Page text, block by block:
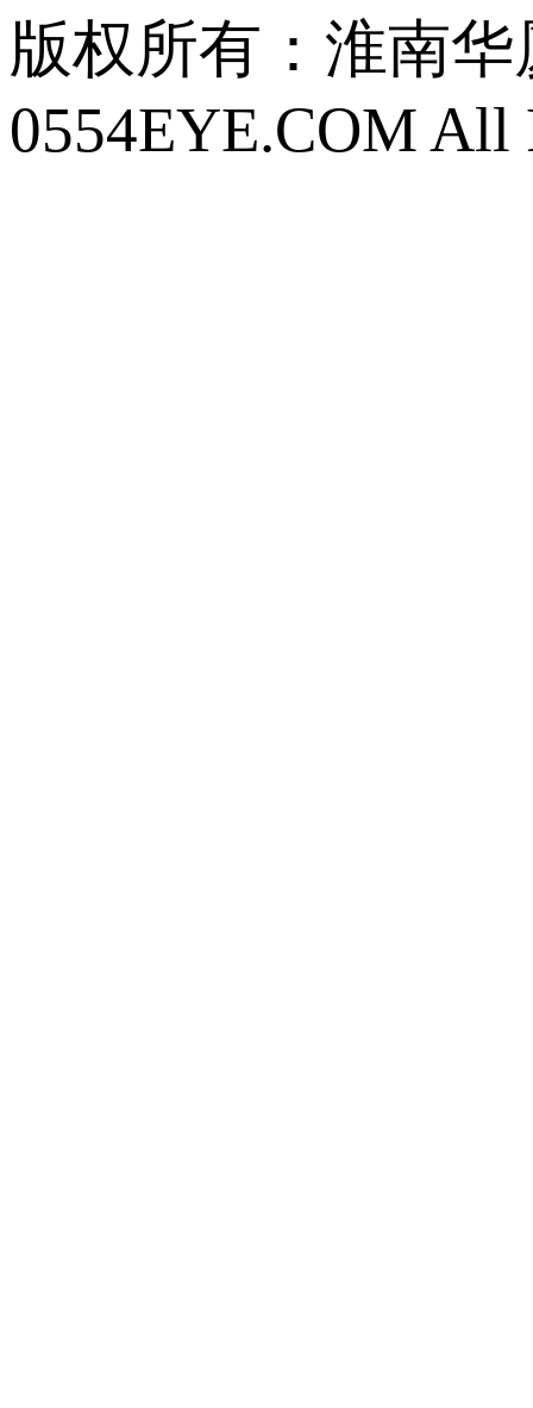
版权所有： 淮南华
0554EYE.COM All